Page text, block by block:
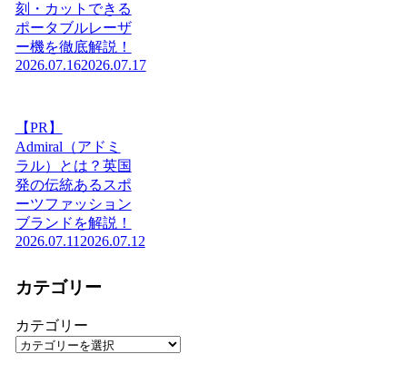
刻・カットできる
ポータブルレーザ
ー機を徹底解説！
2026.07.162026.07.17
【PR】
Admiral（アドミ
ラル）とは？英国
発の伝統あるスポ
ーツファッション
ブランドを解説！
2026.07.11 2026.07.12
カテゴリー
カテゴリー